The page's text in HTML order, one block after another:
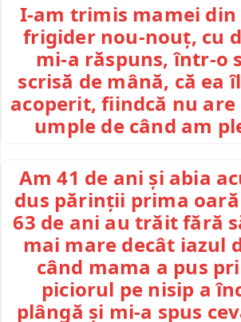
I-am trimis mamei din
frigider nou-nouț, cu
mi-a răspuns, într-o
scrisă de mână, că ea
acoperit, fiindcă nu are
umple de când am
Am 41 de ani și abia
dus părinții prima
63 de ani au trăit fără
mai mare decât iazul
când mama a pus
piciorul pe nisip a
plângă și mi-a spus